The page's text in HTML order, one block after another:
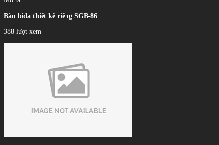
Bàn bida thiết kế riêng SGB-86
388 lượt xem